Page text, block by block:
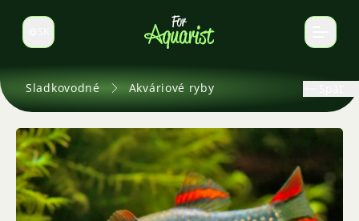
Prepnúť jazyk
Sladkovodné Akváriové ryby